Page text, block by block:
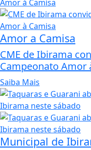
Amor a Camisa
CME de Ibirama
Campeonato Amor
Saiba Mais
Municipal de